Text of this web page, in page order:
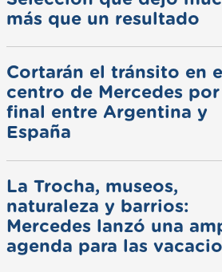
más que un resultado
Cortarán el tránsito en
centro de Mercedes
final entre Argentina y
España
La Trocha, museos,
naturaleza y barrios:
Mercedes lanzó una
agenda para las